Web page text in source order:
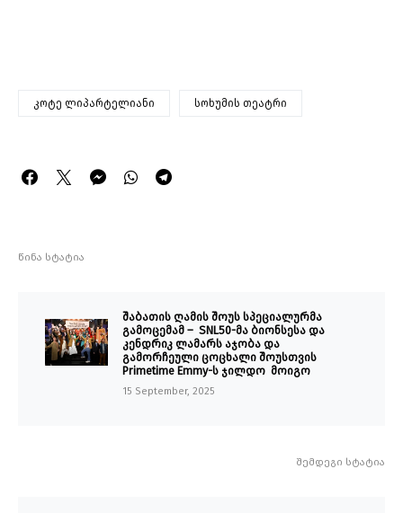
კოტე ლიპარტელიანი სოხუმის თეატრი
წინა სტატია
შაბათის ღამის შოუს სპეციალურმა
გამოცემამ – SNL50-მა ბიონსესა და
კენდრიკ ლამარს აჯობა და
გამორჩეული ცოცხალი შოუსთვის
Primetime Emmy-ს ჯილდო მოიგო
15 September, 2025
შემდეგი სტატია